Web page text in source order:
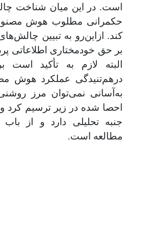
است. در این میان شناخت
حکمرانی مطلوب هوش
کند. ازاین‌‌رو به تبیین چالش
بر حق خودمختاری اطلاعاتی
البته لازم به تأکید است
درهمتنیدگی عملکرد هوش
به آسانی نمیتوان مرز
احصا شده در زیر ترسیم کرد
جنبه تحلیلی دارد و از
مطالعه است.